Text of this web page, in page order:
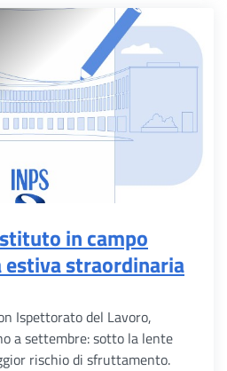
in campo
estiva straordinaria
Ispettorato del Lavoro,
a settembre: sotto la lente
rischio di sfruttamento.